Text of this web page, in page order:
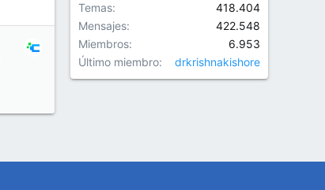
Temas
418.404
Mensajes
422.548
Miembros
6.953
Último miembro
drkrishnakishore